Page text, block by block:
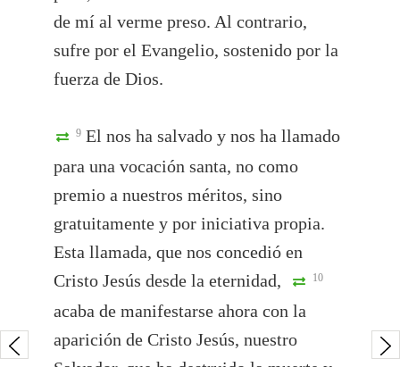
de mí al verme preso. Al contrario,
sufre por el Evangelio, sostenido por la
fuerza de Dios.
9 El nos ha salvado y nos ha llamado
para una vocación santa, no como
premio a nuestros méritos, sino
gratuitamente y por iniciativa propia.
Esta llamada, que nos concedió en
Cristo Jesús desde la eternidad,
10
acaba de manifestarse ahora con la
aparición de Cristo Jesús, nuestro